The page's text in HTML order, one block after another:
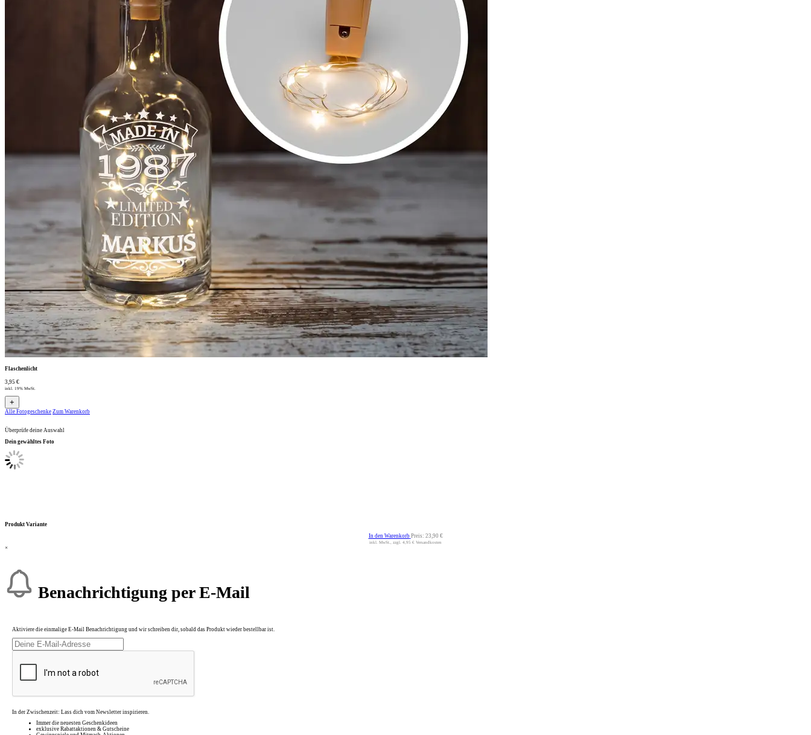
Flaschenlicht
3,95 €
inkl. 19% MwSt.
+
Alle Fotogeschenke Zum Warenkorb
Überprüfe deine Auswahl
Dein gewähltes Foto
Produkt Variante
In den Warenkorb Preis: 23,90 €
inkl. MwSt., zzgl. 4,95 € Versandkosten
×
Benachrichtigung per E-Mail
Aktiviere die einmalige E-Mail Benachrichtigung und wir schreiben dir, sobald das Produkt wieder bestellbar ist.
In der Zwischenzeit: Lass dich vom Newsletter inspirieren.
Immer die neuesten Geschenkideen
exklusive Rabattaktionen & Gutscheine